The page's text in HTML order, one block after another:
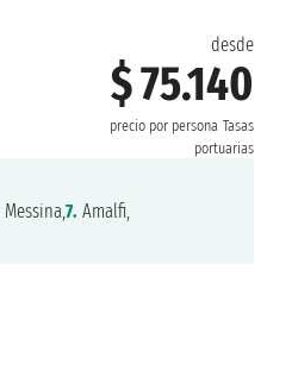
desde
$ 75.140
precio por persona Tasas
portuarias
Messina,7. Amalfi,